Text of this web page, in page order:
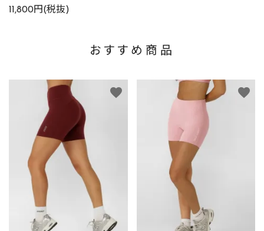
11,800円(税抜)
おすすめ商品
favorite favorite